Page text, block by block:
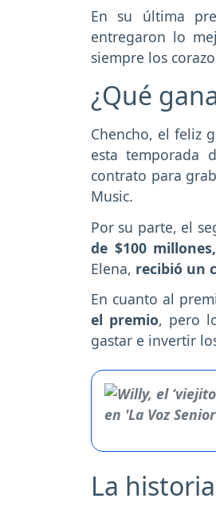
En su última
entregaron lo
siempre los
¿Qué
Chencho, el feliz
esta temporada
contrato para
Music.
Por su parte, el
de $100 millones,
Elena, recibió un
En cuanto al
el premio, pero
gastar e invertir
La